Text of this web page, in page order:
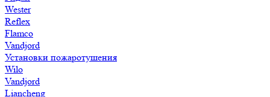
Wester
Reflex
Flamco
Vandjord
Установки пожаротушения
Wilo
Vandjord
Liancheng